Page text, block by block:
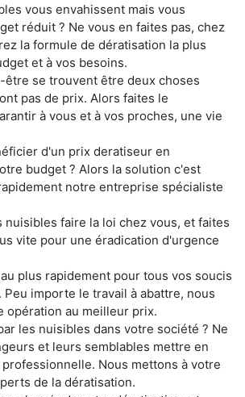
vous envahissent mais vous
réduit ? Ne vous en faites pas, chez
la formule de dératisation la plus
et à vos besoins.
être se trouvent être deux choses
pas de prix. Alors faites le
à vous et à vos proches, une vie
d'un prix deratiseur en
budget ? Alors la solution c'est
notre entreprise spécialiste
nuisibles faire la loi chez vous, et faites
vite pour une éradication d'urgence
plus rapidement pour tous vos soucis
importe le travail à abattre, nous
opération au meilleur prix.
les nuisibles dans votre société ? Ne
et leurs semblables mettre en
Nous mettons à votre
de la dératisation.